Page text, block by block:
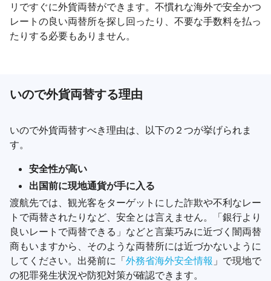
リですぐに外貨両替ができます。不慣れな海外で安全かつ
レートの良い両替所を探し回ったり、不要な手数料を払っ
たりする必要もありません。
いので外貨両替する理由
いので外貨両替すべき理由は、以下の２つが挙げられま
す。
安全性が高い
出国前に現地通貨が手に入る
渡航先では、観光客をターゲットにした詐欺や不利なレー
トで両替されたりなど、安全とは言えません。「銀行より
良いレートで両替できる」などと言葉巧みに近づく闇両替
商もいますから、そのような両替所には近づかないように
してください。出発前に「外務省海外安全情報 」で現地で
の犯罪発生状況や防犯対策が確認できます。